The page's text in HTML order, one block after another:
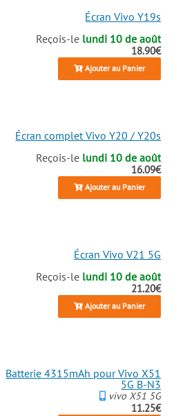
Écran Vivo Y19s
Reçois-le lundi 10 de août
18.90€
Ajouter au Panier
Écran complet Vivo Y20 / Y20s
Reçois-le lundi 10 de août
16.09€
Ajouter au Panier
Écran Vivo V21 5G
Reçois-le lundi 10 de août
21.20€
Ajouter au Panier
Batterie 4315mAh pour Vivo X51
5G B-N3
vivo X51 5G
11.25€